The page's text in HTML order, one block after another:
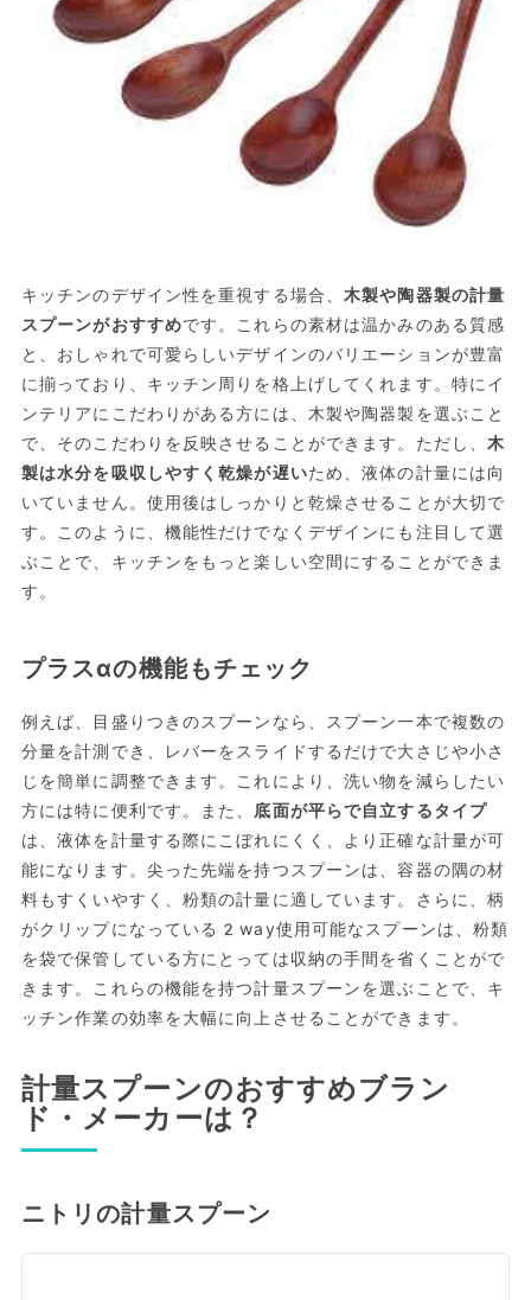
キッチンのデザイン性を重視する場合、木製や陶器製の計量
スプーンがおすすめです。これらの素材は温かみのある質感
と、おしゃれで可愛らしいデザインのバリエーションが豊富
に揃っており、キッチン周りを格上げしてくれます。特にイ
ンテリアにこだわりがある方には、木製や陶器製を選ぶこと
で、そのこだわりを反映させることができます。ただし、木
製は水分を吸収しやすく乾燥が遅いため、液体の計量には向
いていません。使用後はしっかりと乾燥させることが大切で
す。このように、機能性だけでなくデザインにも注目して選
ぶことで、キッチンをもっと楽しい空間にすることができま
す。
プラスαの機能もチェック
例えば、目盛りつきのスプーンなら、スプーン一本で複数の
分量を計測でき、レバーをスライドするだけで大さじや小さ
じを簡単に調整できます。これにより、洗い物を減らしたい
方には特に便利です。また、 底面が平らで自立するタイプ
は、液体を計量する際にこぼれにくく、より正確な計量が可
能になります。尖った先端を持つスプーンは、容器の隅の材
料もすくいやすく、粉類の計量に適しています。さらに、柄
がクリップになっている2way使用可能なスプーンは、粉類
を袋で保管している方にとっては収納の手間を省くことがで
きます。これらの機能を持つ計量スプーンを選ぶことで、キ
ッチン作業の効率を大幅に向上させることができます。
計量スプーンのおすすめブラン
ド・メーカーは？
ニトリの計量スプーン